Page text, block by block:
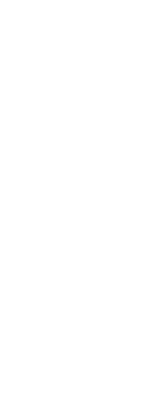
ein-/ausblenden